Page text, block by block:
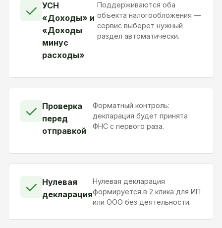
✓ УСН
«Доходы» и
«Доходы
минус
расходы»
Поддерживаются оба
объекта налогообложения —
сервис выберет нужный
раздел автоматически.
✓ Проверка
перед
отправкой
Форматный контроль:
декларация будет принята
ФНС с первого раза.
✓ Нулевая
декларация
Нулевая декларация
формируется в 2 клика для ИП
или ООО без деятельности.